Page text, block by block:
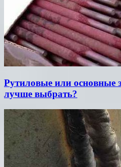
Рутиловые или основные
лучше выбрать?